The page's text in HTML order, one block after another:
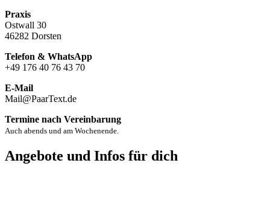
Praxis
Ostwall 30
46282 Dorsten
Telefon & WhatsApp
+49 176 40 76 43 70
E-Mail
Mail@PaarText.de
Termine nach Vereinbarung
Auch abends und am Wochenende.
Angebote und Infos für dich